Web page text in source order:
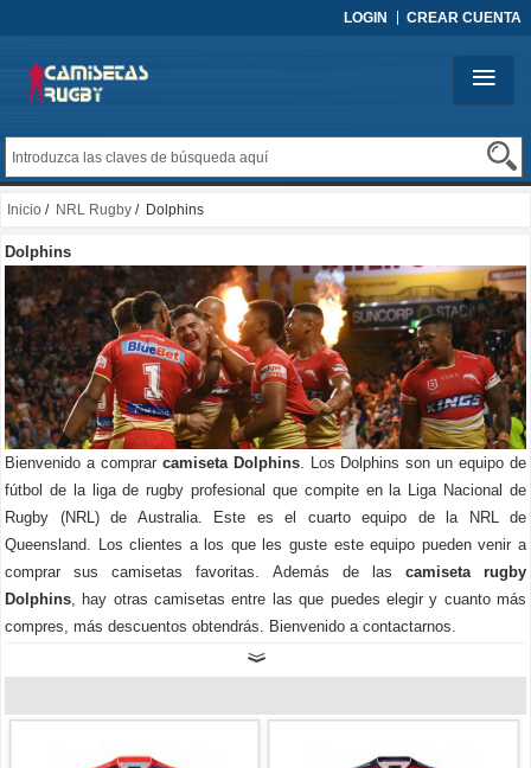
LOGIN CREAR CUENTA
Inicio / NRL Rugby / Dolphins
Dolphins
Bienvenido a comprar camiseta Dolphins. Los Dolphins son un equipo de
fútbol de la liga de rugby profesional que compite en la Liga Nacional de
Rugby (NRL) de Australia. Este es el cuarto equipo de la NRL de
Queensland. Los clientes a los que les guste este equipo pueden venir a
comprar sus camisetas favoritas. Además de las camiseta rugby
Dolphins, hay otras camisetas entre las que puedes elegir y cuanto más
compres, más descuentos obtendrás. Bienvenido a contactarnos.